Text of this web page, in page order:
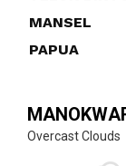
MANSEL
PAPUA
Overcast Clouds